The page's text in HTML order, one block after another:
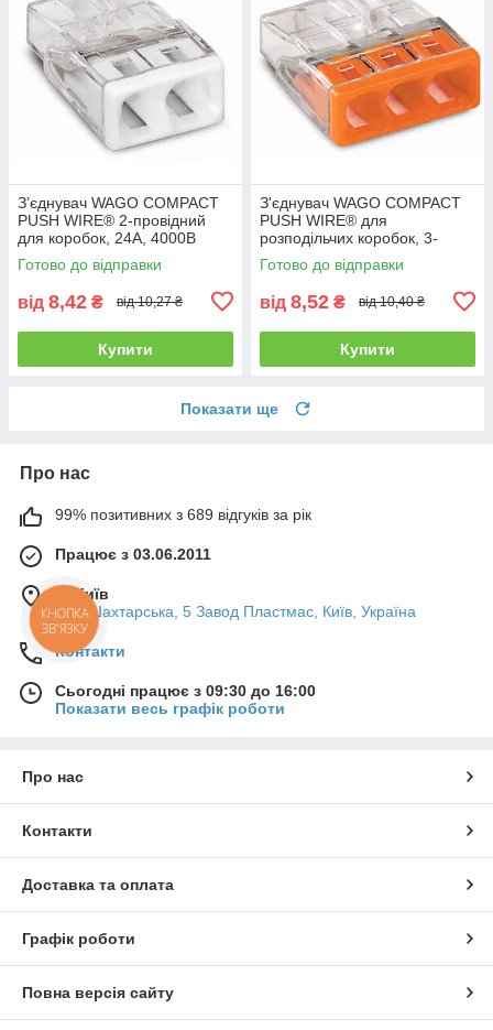
З’єднувач WAGO COMPACT
PUSH WIRE® 2-провідний
для коробок, 24А, 4000В
Готово до відправки
від 8,42 ₴ від 10,27 ₴
Купити
З'єднувач WAGO COMPACT
PUSH WIRE® для
розподільчих коробок, 3-
провідна клема, 2.5 мм²,
4000 В
Готово до відправки
від 8,52 ₴ від 10,40 ₴
Купити
Показати ще
Про нас
99% позитивних з 689 відгуків за рік
Працює з 03.06.2011
м. Київ
вул. Шахтарська, 5 Завод Пластмас, Київ, Україна
Контакти
Сьогодні працює з 09:30 до 16:00
Показати весь графік роботи
Про нас
Контакти
Доставка та оплата
Графік роботи
Повна версія сайту
КНОПКА
ЗВ'ЯЗКУ